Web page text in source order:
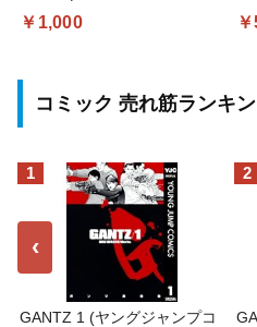
￥1,000
コミック 売れ筋ランキ
‹
1
GANTZ 1 (ヤングジャンプコ
2